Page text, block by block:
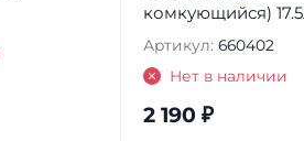
комкующийся)
Артикул: 660402
Нет в наличии
2 190 ₽